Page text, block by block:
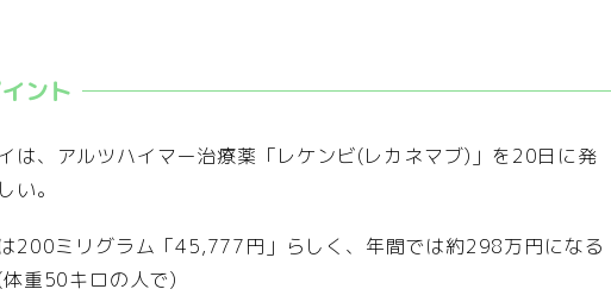
は、アルツハイマー治療薬「レケンビ(レカネマブ)」を20日に発
い。
200ミリグラム「45,777円」らしく、年間では約298万円になる
体重50キロの人で)